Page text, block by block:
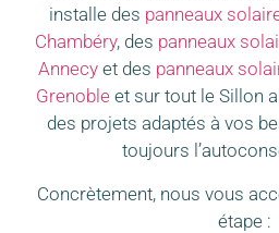
installe des panneaux
Chambéry, des panneaux
Annecyet des panneaux
Grenoble et sur tout le Sillon
des projets adaptés à vos
toujours
Concrètement, nous vous
étape :